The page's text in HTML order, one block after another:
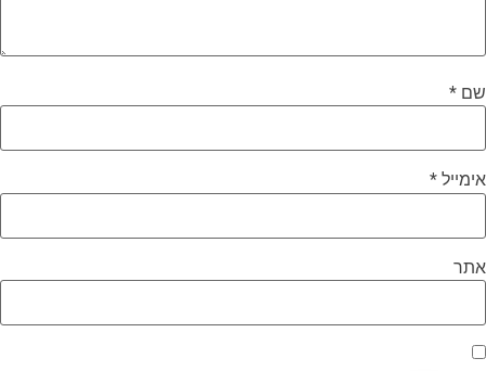
שם *
אימייל *
אתר